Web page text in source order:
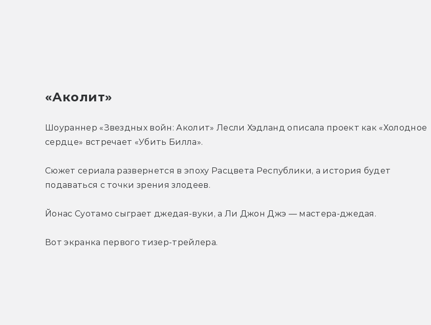
«Аколит»
Шоураннер «Звездных войн: Аколит» Лесли Хэдланд описала проект как «Холодное
сердце» встречает «Убить Билла».
Сюжет сериала развернется в эпоху Расцвета Республики, а история будет
подаваться с точки зрения злодеев.
Йонас Суотамо сыграет джедая-вуки, а Ли Джон Джэ — мастера-джедая.
Вот экранка первого тизер-трейлера.